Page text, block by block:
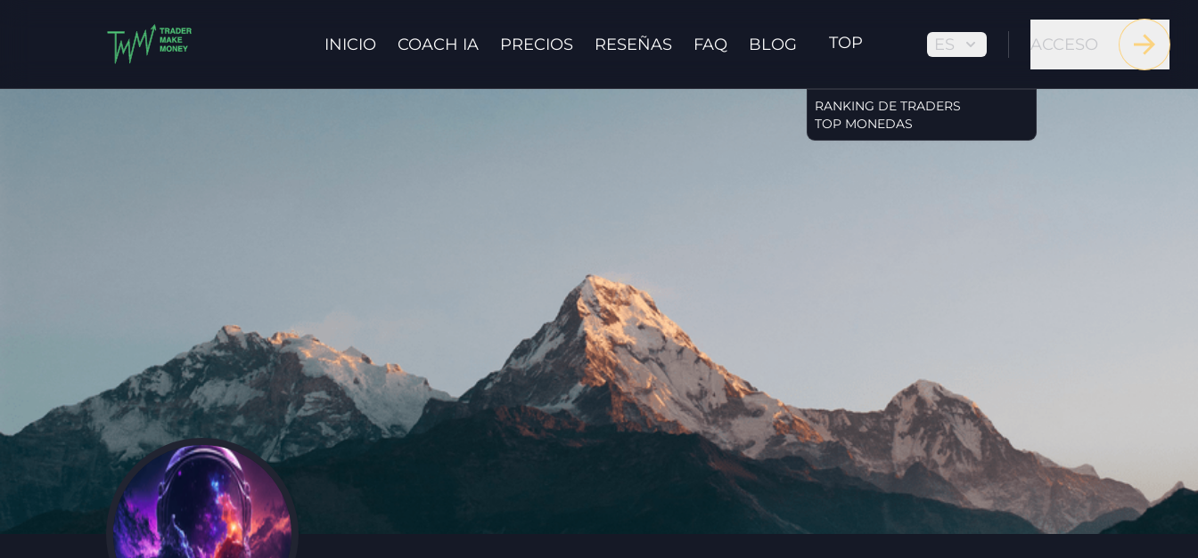
INICIO COACH IA PRECIOS RESEÑAS FAQ BLOG TOP
RANKING DE TRADERS
TOP MONEDAS
ES ACCESO